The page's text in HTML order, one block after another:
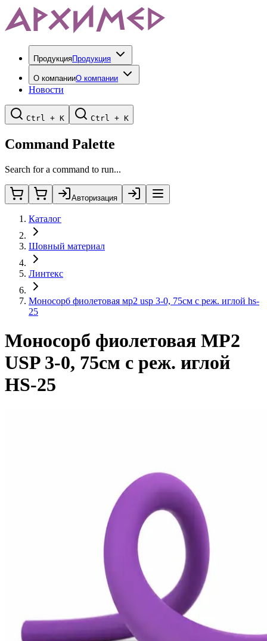
ПродукцияПродукция
О компанииО компании
Новости
Ctrl + K Ctrl + K
Command Palette
Search for a command to run...
Авторизация
Каталог
Шовный материал
Линтекс
Моносорб фиолетовая мр2 usp 3-0, 75см с реж. иглой hs-
25
Моносорб фиолетовая МР2
USP 3-0, 75см с реж. иглой
HS-25